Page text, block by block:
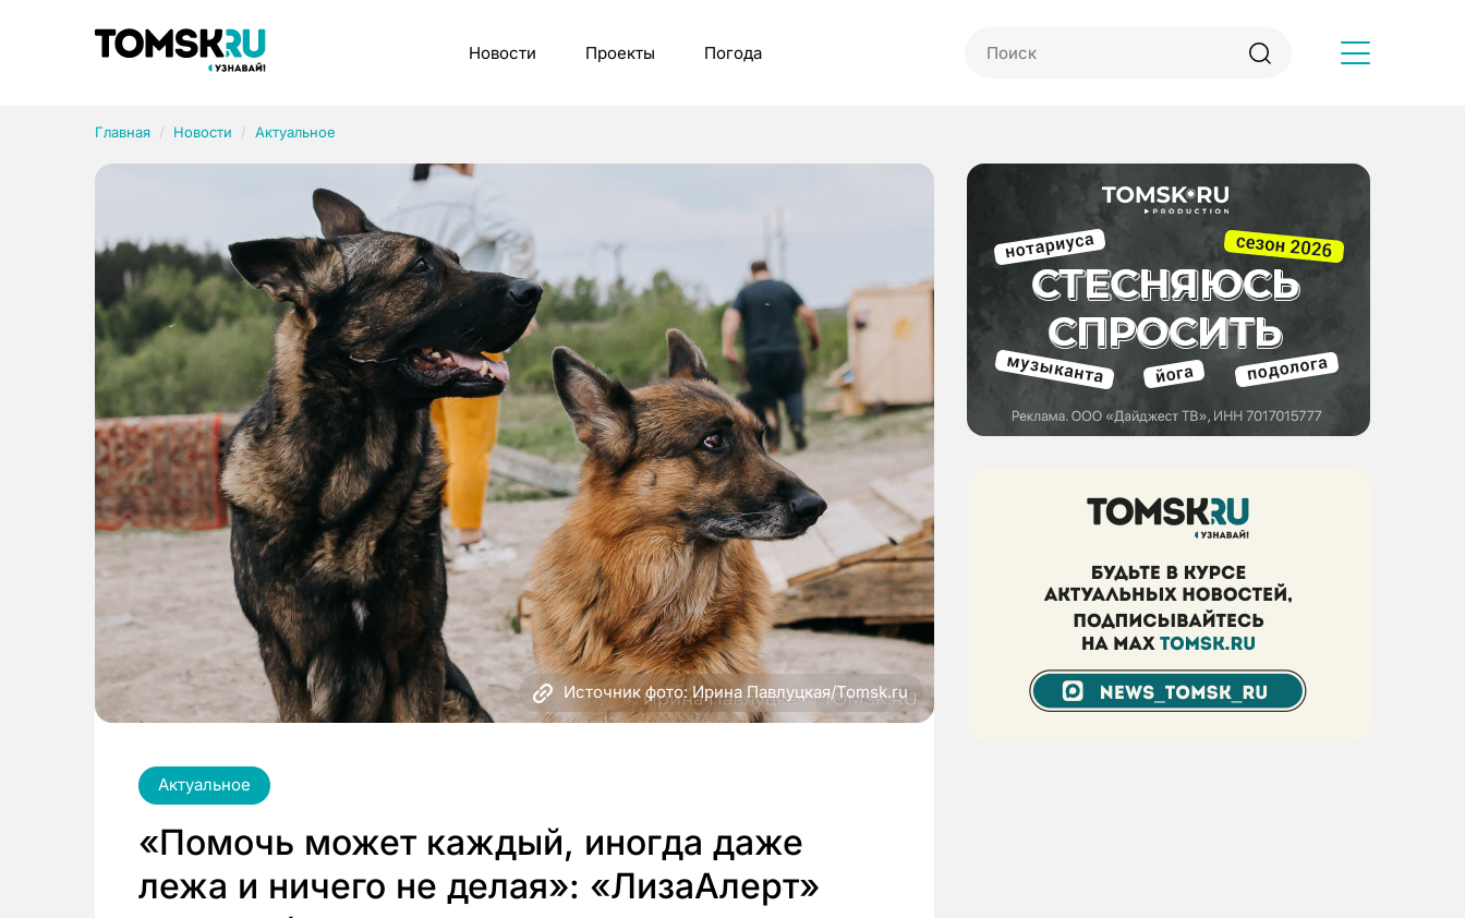
Новости Проекты Погода
Главная Новости Актуальное
Источник фото: Ирина Павлуцкая/Tomsk.ru
Актуальное
«Помочь может каждый, иногда даже
лежа и ничего не делая»: «ЛизаАлерт»
Рубрики